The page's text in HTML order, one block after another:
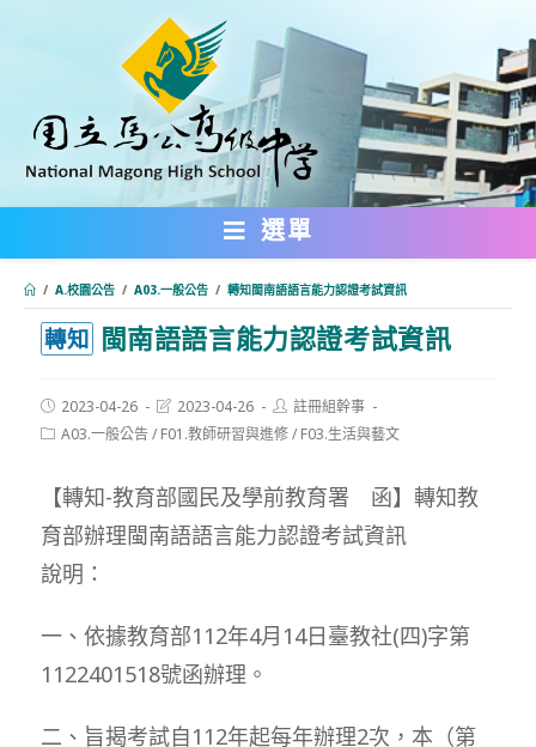
內
選單
/ A.校園公告 / A03.一般公告 / 轉知閩南語語言能力認證考試資訊
轉知 閩南語語言能力認證考試資訊
Post
published:
2023-04-26
Post
modified:
2023-04-26
Post
author:
註冊組幹事
PostA03.一般公告/ F01.教師研習與進修/ F03.生活與藝文
【轉知-教育部國民及學前教育署 函】轉知教
育部辦理閩南語語言能力認證考試資訊
說明：
一、依據教育部112年4月14日臺教社(四)字第
1122401518號函辦理。
二、旨揭考試自112年起每年辦理2次，本（第